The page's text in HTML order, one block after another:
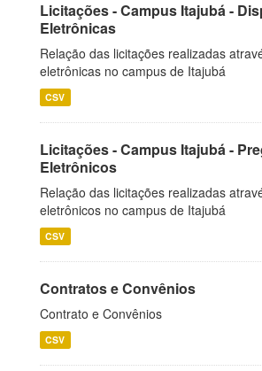
Licitações - Campus Itajubá -
Eletrônicas
Relação das licitações realizadas
eletrônicas no campus de Itajubá
CSV
Licitações - Campus Itajubá -
Eletrônicos
Relação das licitações realizadas
eletrônicos no campus de Itajubá
CSV
Contratos e Convênios
Contrato e Convênios
CSV